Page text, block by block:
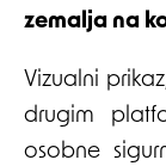
zemalja na
Vizualni
drugim
osobne